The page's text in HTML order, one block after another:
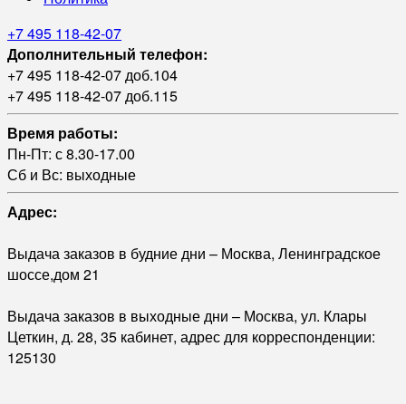
+7 495 118-42-07
Дополнительный телефон:
+7 495 118-42-07 доб.104
+7 495 118-42-07 доб.115
Время работы:
Пн-Пт: с 8.30-17.00
Сб и Вс: выходные
Адрес:
Выдача заказов в будние дни – Москва, Ленинградское
шоссе,дом 21
Выдача заказов в выходные дни – Москва, ул. Клары
Цеткин, д. 28, 35 кабинет, адрес для корреспонденции:
125130